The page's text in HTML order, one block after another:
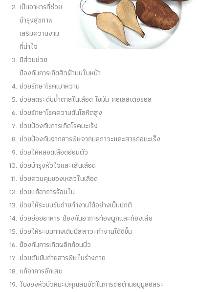
เป็นอาหารที่ช่วย
บำรุงสุขภาพ
เสริมความงาม
ที่น่าใจ
มีส่วนช่วย
ป้องกันการเกิดสิวฝ้าบนใบหน้า
ช่วยรักษาโรคเบาหวาน
ช่วยลดระดับน้ำตาลในเลือด ไขมัน คอเลสเตอรอล
ช่วยรักษาโรคความดันโลหิตสูง
ช่วยป้องกันการเกิดโรคมะเร็ง
ช่วยป้องกันจากสารพิษจากมลภาวะและสารก่อมะเร็ง
ช่วยให้หลอดเลือดอ่อนตัว
ช่วยบำรุงหัวใจและเส้นเลือด
ช่วยควบคุมของเหลวในเลือด
ช่วยแก้อาการร้อนใน
ช่วยให้ระบบขับถ่ายทำงานได้อย่างเป็นปกติ
ช่วยย่อยอาหาร ป้องกันอาการท้องผูกและท้องเสีย
ช่วยให้ระบบทางเดินปัสสาวะทำงานได้ดีขึ้น
ป้องกันการเกิดผลึกก้อนนิ่ว
ช่วยตับขับถ่ายสารพิษในร่างกาย
แก้อาการอักเสบ
ใบของหัวบัวหิมะมีคุณสมบัติในการต่อต้านอนุมูลอิสระ